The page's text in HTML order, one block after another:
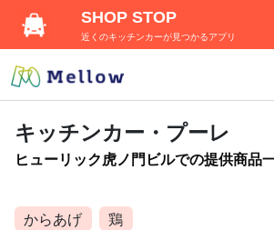
キッチンカー・プーレ
ヒューリック虎ノ門ビルでの提供商品
からあげ 鶏
SHOP STOP
近くのキッチンカーが見つかるアプリ